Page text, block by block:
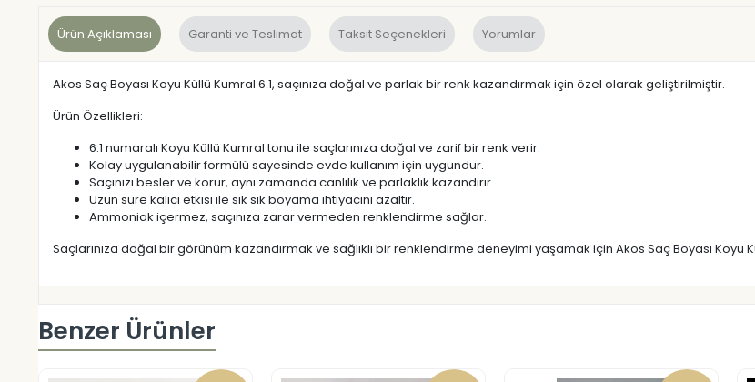
Ürün Açıklaması Garanti ve Teslimat Taksit Seçenekleri Yorumlar
Akos Saç Boyası Koyu Küllü Kumral 6.1, saçınıza doğal ve parlak bir renk kazandırmak için özel olarak geliştirilmiştir.
Ürün Özellikleri:
6.1 numaralı Koyu Küllü Kumral tonu ile saçlarınıza doğal ve zarif bir renk verir.
Kolay uygulanabilir formülü sayesinde evde kullanım için uygundur.
Saçınızı besler ve korur, aynı zamanda canlılık ve parlaklık kazandırır.
Uzun süre kalıcı etkisi ile sık sık boyama ihtiyacını azaltır.
Ammoniak içermez, saçınıza zarar vermeden renklendirme sağlar.
Saçlarınıza doğal bir görünüm kazandırmak ve sağlıklı bir renklendirme deneyimi yaşamak için Akos Saç Boyası Koyu
Benzer Ürünler